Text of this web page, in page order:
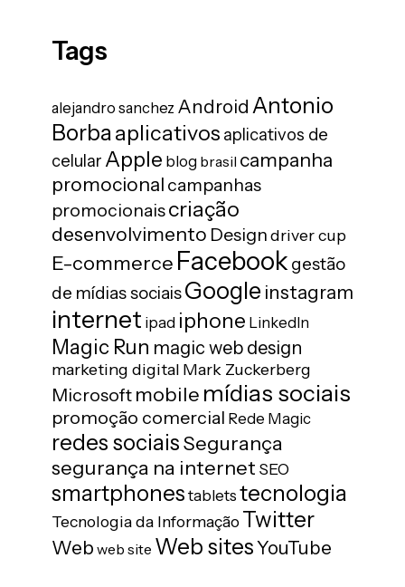
Tags
alejandro sanchez Android Antonio
Borbaaplicativos aplicativos de
celular Apple blog brasil campanha
promocional campanhas
promocionaiscriação
desenvolvimento Designdriver cup
E-commerce Facebookgestão
de mídias sociaisGoogle instagram
internet ipad iphone LinkedIn
Magic Run magic web design
marketing digital Mark Zuckerberg
Microsoft mobile mídias sociais
promoção comercial Rede Magic
redes sociaisSegurança
segurança na internet SEO
smartphones tablets tecnologia
Tecnologia da Informação Twitter
Web web site Web sitesYouTube